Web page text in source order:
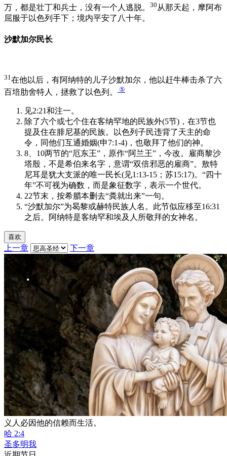
万，都是壮丁和兵士，没有一个人逃脱。 30 从那天起，摩阿布
屈服于以色列手下；境内平安了八十年。
沙默加尔民长
31 在他以后，有阿纳特的儿子沙默加尔，他以赶牛棒击杀了六
百培肋舍特人，拯救了以色列。
⑤
见2:21和注一。
除了六个或七个住在客纳罕地的民族外(5节)，在3节也
提及住在腓尼基的民族。以色列子民违背了天主的命
令，同他们互通婚姻(申7:1-4)，也敬拜了他们的神。
8、10两节的“厄东王”，原作“阿兰王”，今改。雇商黎沙
塔殷，不是希伯来名字，意谓“双倍邪恶的雇商”。敖特
尼耳是犹大支派的唯一民长(见1:13-15；苏15:17)。“四十
年”不可视为确数，而是象征数字，表示一个世代。
22节末，按希腊本删去“粪就出来”一句。
“沙默加尔”为曷黎或赫特民族人名。此节似应移至16:31
之后。阿纳特是客纳罕和埃及人所敬拜的女神名。
喜欢
上一章 下一章
义人必因他的信赖而生活。
哈 2:4
圣多明我